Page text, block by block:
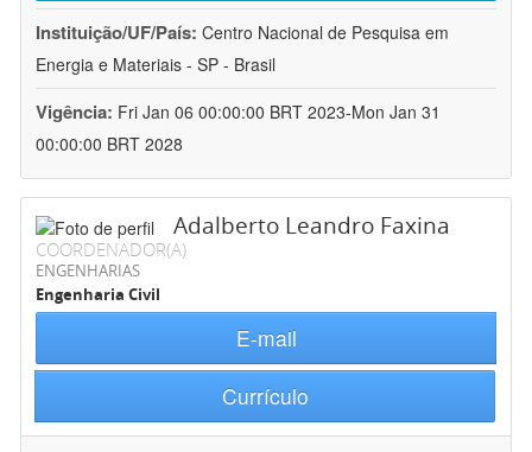
Instituição/UF/País: Centro Nacional de Pesquisa em
Energia e Materiais - SP - Brasil
Vigência: Fri Jan 06 00:00:00 BRT 2023-Mon Jan 31
00:00:00 BRT 2028
Adalberto Leandro Faxina
COORDENADOR(A)
ENGENHARIAS
Engenharia Civil
E-mail
Currículo